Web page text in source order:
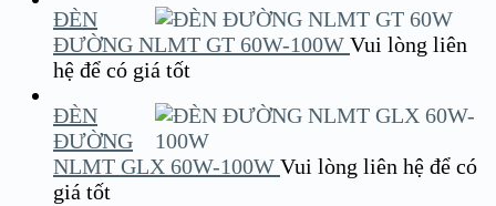
ĐÈN
ĐƯỜNG NLMT GT 60W-100W Vui lòng liên
hệ để có giá tốt
ĐÈN
ĐƯỜNG
NLMT GLX 60W-100W Vui lòng liên hệ để có
giá tốt